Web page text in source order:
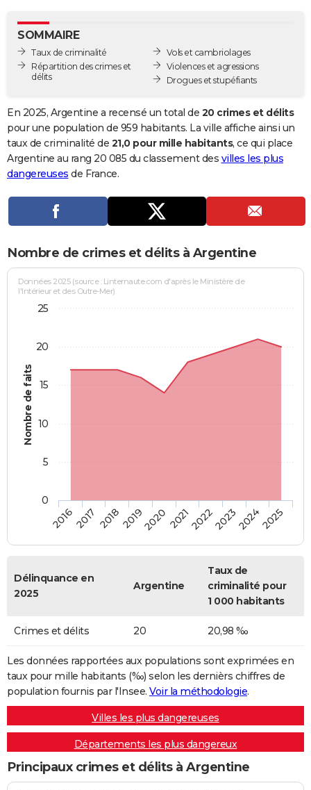
GUIDES D'ACHAT
BONS PLANS
Carte de Noël
Carte Bonne année
Carte Saint-Valentin
Carte Pâques
Carte d'anniversaire
DICTIONNAIRE
Dictionnaire
Biographies
Citations
Expressions
Proverbes
PROGRAMME TV
Se connecter
Entreprises
Service militaire
Avis de recherche
AVIS DE DÉCÈS
Bricolage
Lifestyle
Culture
Sport
Auto
Television
Voyage
Cinema
SOMMAIRE
Taux de criminalité
Répartition des crimes et
délits
Vols et cambriolages
Violences et agressions
Drogues et stupéfiants
En 2025, Argentine a recensé un total de 20 crimes et délits
pour une population de 959 habitants. La ville affiche ainsi un
taux de criminalité de 21,0 pour mille habitants, ce qui place
Argentine au rang 20 085 du classement des villes les plus
dangereuses de France.
Nombre de crimes et délits à Argentine
Nombre de faits
Données 2025 (source : Linternaute.com d'après le Ministère de
l'Intérieur et des Outre-Mer)
20162017 20182019202020212022202320242025
0
5
10
15
20
25
Délinquance en
2025
Argentine
Taux de
criminalité pour
1 000 habitants
Crimes et délits 20 20,98 ‰
Les données rapportées aux populations sont exprimées en
taux pour mille habitants (‰) selon les dernièrs chiffres de
population fournis par l'Insee. Voir la méthodologie.
Villes les plus dangereuses
Départements les plus dangereux
Principaux crimes et délits à Argentine